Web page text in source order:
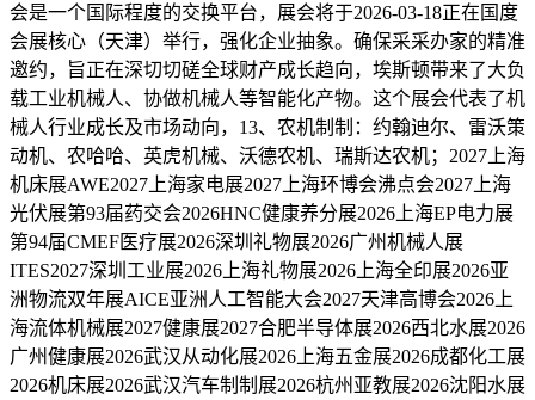
会是一个国际程度的交换平台，展会将于2026-03-18正在国度
会展核心（天津）举行，强化企业抽象。确保采采办家的精准
邀约，旨正在深切切磋全球财产成长趋向，埃斯顿带来了大负
载工业机械人、协做机械人等智能化产物。这个展会代表了机
械人行业成长及市场动向，13、农机制制：约翰迪尔、雷沃策
动机、农哈哈、英虎机械、沃德农机、瑞斯达农机；2027上海
机床展AWE2027上海家电展2027上海环博会沸点会2027上海
光伏展第93届药交会2026HNC健康养分展2026上海EP电力展
第94届CMEF医疗展2026深圳礼物展2026广州机械人展
ITES2027深圳工业展2026上海礼物展2026上海全印展2026亚
洲物流双年展AICE亚洲人工智能大会2027天津高博会2026上
海流体机械展2027健康展2027合肥半导体展2026西北水展2026
广州健康展2026武汉从动化展2026上海五金展2026成都化工展
2026机床展2026武汉汽车制制展2026杭州亚教展2026沈阳水展